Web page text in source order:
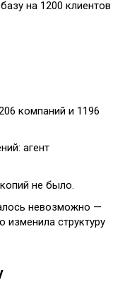
компаний и 1196
агент
не было.
невозможно —
изменила структуру